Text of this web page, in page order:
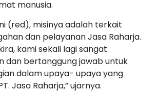
manusia.
(red), misinya adalah terkait
dan pelayanan Jasa Raharja.
kami sekali lagi sangat
dan bertanggung jawab untuk
dalam upaya- upaya yang
Jasa Raharja,” ujarnya.